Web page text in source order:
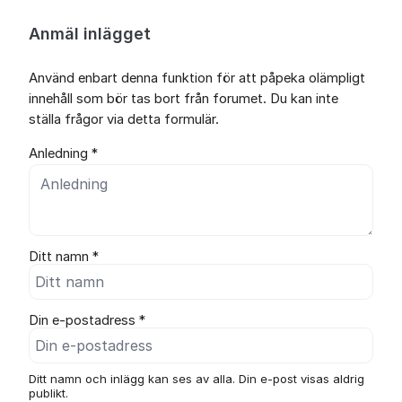
Anmäl inlägget
Använd enbart denna funktion för att påpeka olämpligt
innehåll som bör tas bort från forumet. Du kan inte
ställa frågor via detta formulär.
Anledning *
Ditt namn *
Din e-postadress *
Ditt namn och inlägg kan ses av alla. Din e-post visas aldrig
publikt.